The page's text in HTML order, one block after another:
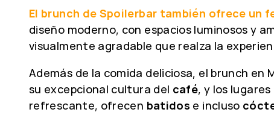
El brunch de Spoilerbar también ofrece
diseño moderno, con espacios luminosos y
visualmente agradable que realza la
Además de la comida deliciosa, el brunch en
su excepcional cultura del café, y los
refrescante, ofrecen batidos e incluso